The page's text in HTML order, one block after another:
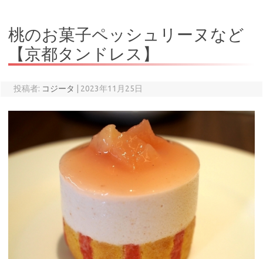
桃のお菓子ペッシュリーヌなど
【京都タンドレス】
投稿者: コジータ 2023年11月25日